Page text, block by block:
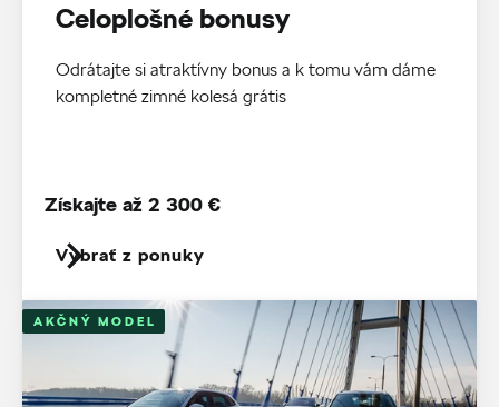
Celoplošné bonusy
Odrátajte si atraktívny bonus a k tomu vám dáme
kompletné zimné kolesá grátis
Vybrať z ponuky
Získajte až 2 300 €
AKČNÝ MODEL